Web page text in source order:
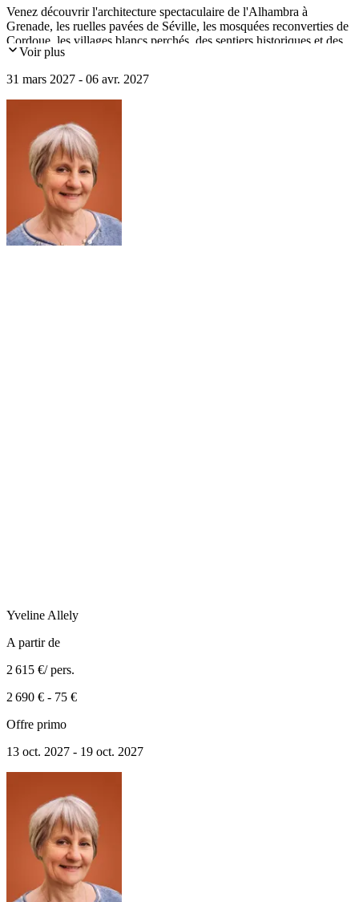
Venez découvrir l'architecture spectaculaire de l'Alhambra à
Grenade, les ruelles pavées de Séville, les mosquées reconverties de
Cordoue, les villages blancs perchés, des sentiers historiques et des
réserves naturelles préservées.
Voir plus
31 mars 2027 - 06 avr. 2027
Yveline Allely
A partir de
2 615 €/ pers.
2 690 € - 75 €
Offre primo
13 oct. 2027 - 19 oct. 2027